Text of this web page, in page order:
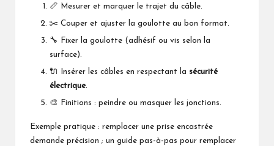
📏 Mesurer et marquer le trajet du câble.
✂️ Couper et ajuster la goulotte au bon format.
🔧 Fixer la goulotte (adhésif ou vis selon la
surface).
🔌 Insérer les câbles en respectant la sécurité
électrique.
🎨 Finitions : peindre ou masquer les jonctions.
Exemple pratique : remplacer une prise encastrée
demande précision ; un guide pas-à-pas pour remplacer